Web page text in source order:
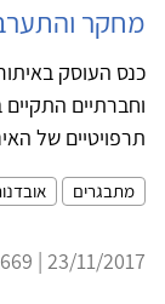
מחקר
כנס העוסק באיתור
תרפויטיים של
מתבגרים
23/11/2017 | 4,669 צפיות